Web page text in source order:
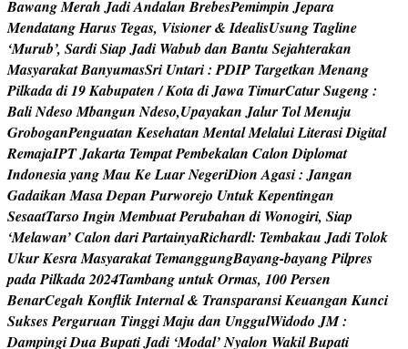
BawangMerah JadiAndalan BrebesPemimpin Jepara
MendatangHarus Tegas, Visioner& IdealisUsung Tagline
‘Murub’, SardiSiap Jadi Wabub dan Bantu Sejahterakan
MasyarakatBanyumasSri Untari: PDIP Targetkan Menang
Pilkadadi19Kabupaten /KotadiJawa TimurCaturSugeng:
BaliNdeso Mbangun Ndeso,Upayakan Jalur TolMenuju
GroboganPenguatan Kesehatan MentalMelaluiLiterasiDigital
RemajaIPTJakarta TempatPembekalan Calon Diplomat
IndonesiayangMau KeLuarNegeriDion Agasi: Jangan
Gadaikan MasaDepan Purworejo UntukKepentingan
SesaatTarso Ingin MembuatPerubahan di Wonogiri, Siap
‘Melawan’Calon dariPartainyaRichardl: Tembakau Jadi Tolok
UkurKesraMasyarakat TemanggungBayang-bayangPilpres
padaPilkada2024TambanguntukOrmas, 100Persen
BenarCegah KonfikInternal& TransparansiKeuangan Kunci
SuksesPerguruan TinggiMaju dan UnggulWidodo JM:
DampingiDuaBupatiJadi ‘Modal’Nyalon WakilBupati